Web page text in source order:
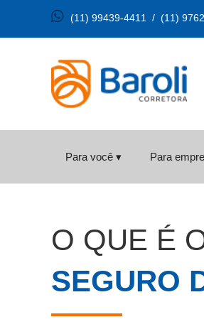
(11) 99439-4411 / (11)
Para você ▾ Para
O QUE É
SEGURO